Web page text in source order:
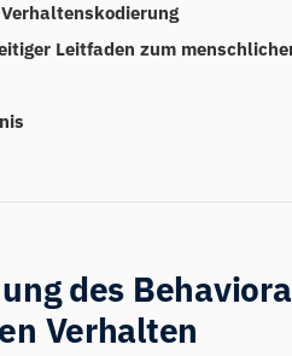
Leitfaden zum
des
Verhalten